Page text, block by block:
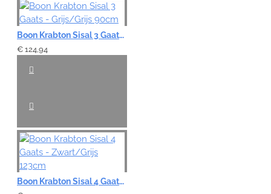
Boon Krabton Sisal 3 Gaats - Grijs/Grijs 90cm
€ 124,94
Boon Krabton Sisal 4 Gaats - Zwart/Grijs 123cm